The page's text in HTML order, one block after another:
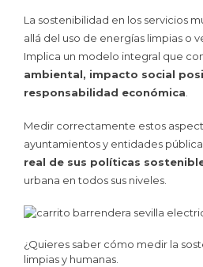
La sostenibilidad en los servicios
allá del uso de energías limpias o
Implica un modelo integral que
ambiental, impacto social
responsabilidad económica
Medir correctamente estos
ayuntamientos y entidades
real de sus políticas
urbana en todos sus niveles.
¿Quieres saber cómo medir la
limpias y humanas.